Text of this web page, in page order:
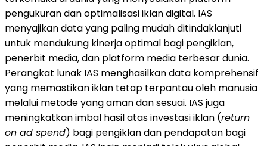
pengukuran dan optimalisasi iklan digital. IAS
menyajikan data yang paling mudah ditindaklanjuti
untuk mendukung kinerja optimal bagi pengiklan,
penerbit media, dan platform media terbesar dunia.
Perangkat lunak IAS menghasilkan data komprehensif
yang memastikan iklan tetap terpantau oleh manusia
melalui metode yang aman dan sesuai. IAS juga
meningkatkan imbal hasil atas investasi iklan (return
on ad spend) bagi pengiklan dan pendapatan bagi